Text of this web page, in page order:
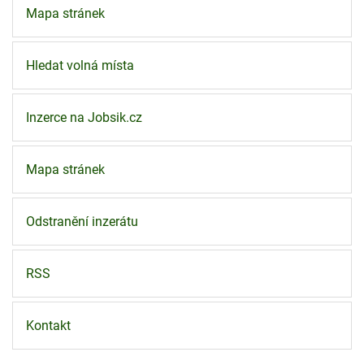
Mapa stránek
Hledat volná místa
Inzerce na Jobsik.cz
Mapa stránek
Odstranění inzerátu
RSS
Kontakt